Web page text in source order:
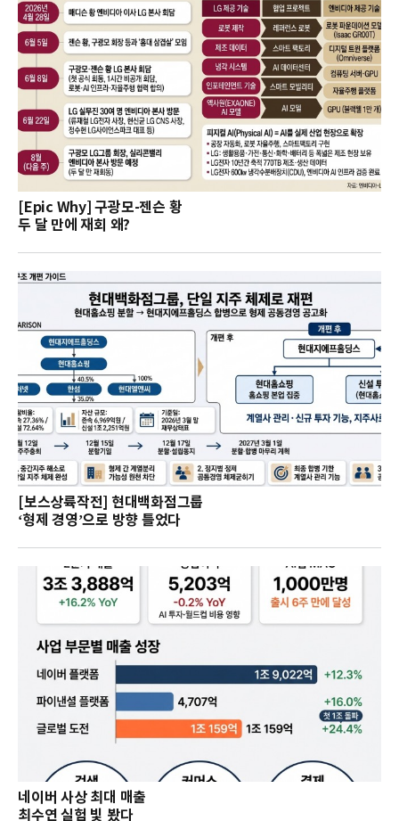
[Epic Why] 구광모-젠슨 황
두 달 만에 재회 왜?
[보스상륙작전] 현대백화점그룹
‘형제 경영’으로 방향 틀었다
네이버 사상 최대 매출
최수연 실험 빛 봤다